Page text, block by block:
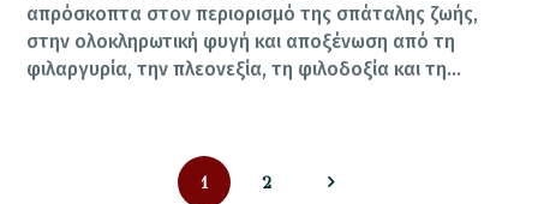
απρόσκοπτα στον περιορισμό της σπάταλης ζωής,
στην ολοκληρωτική φυγή και αποξένωση από τη
φιλαργυρία, την πλεονεξία, τη φιλοδοξία και τη…
ΣελιδοποίησηPAGE
1 PAGE
2
>